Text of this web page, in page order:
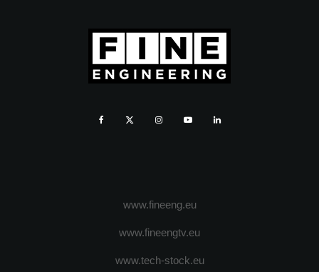
www.fineeng.eu
www.fineengtv.eu
www.tech-stock.eu